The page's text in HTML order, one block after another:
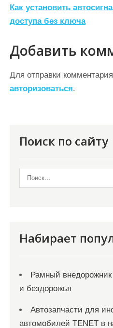
в
и
г
а
ц
и
м
Как установить
доступа без ключа
Добавить
Для отправки
авторизоваться.
Поиск по сайту
Набирает
Рамный
и бездорожья
Автозапчасти для
автомобилей TENET в